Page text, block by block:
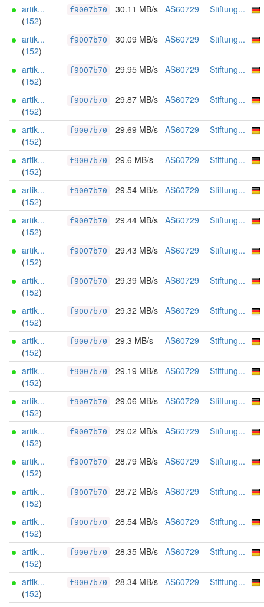
artik...
(152)
f9007b70 30.11 MB/s AS60729 Stiftung...
artik...
(152)
f9007b70 30.09 MB/s AS60729 Stiftung...
artik...
(152)
f9007b70 29.95 MB/s AS60729 Stiftung...
artik...
(152)
f9007b70 29.87 MB/s AS60729 Stiftung...
artik...
(152)
f9007b70 29.69 MB/s AS60729 Stiftung...
artik...
(152)
f9007b70 29.6 MB/s AS60729 Stiftung...
artik...
(152)
f9007b70 29.54 MB/s AS60729 Stiftung...
artik...
(152)
f9007b70 29.44 MB/s AS60729 Stiftung...
artik...
(152)
f9007b70 29.43 MB/s AS60729 Stiftung...
artik...
(152)
f9007b70 29.39 MB/s AS60729 Stiftung...
artik...
(152)
f9007b70 29.32 MB/s AS60729 Stiftung...
artik...
(152)
f9007b70 29.3 MB/s AS60729 Stiftung...
artik...
(152)
f9007b70 29.19 MB/s AS60729 Stiftung...
artik...
(152)
f9007b70 29.06 MB/s AS60729 Stiftung...
artik...
(152)
f9007b70 29.02 MB/s AS60729 Stiftung...
artik...
(152)
f9007b70 28.79 MB/s AS60729 Stiftung...
artik...
(152)
f9007b70 28.72 MB/s AS60729 Stiftung...
artik...
(152)
f9007b70 28.54 MB/s AS60729 Stiftung...
artik...
(152)
f9007b70 28.35 MB/s AS60729 Stiftung...
artik...
(152)
f9007b70 28.34 MB/s AS60729 Stiftung...